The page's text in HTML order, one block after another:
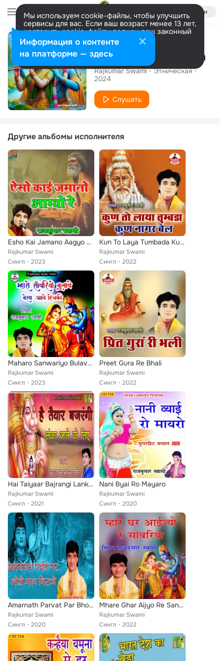
Войти
Мы используем cookie-файлы, чтобы улучшить
сервисы для вас. Если ваш возраст менее 13 лет,
настроить cookie-файлы должен ваш законный
представитель. Больше информации
Разрешить все Настроить
Сингл
Mira Krishna Bhajan
Rajkumar Swami
Этническая
2024
Слушать
Другие альбомы исполнителя
Esho Kai Jamano Aagyo Re
Rajkumar Swami
Сингл
2023
Kun To Laya Tumbada Kun Nagar Bail
Rajkumar Swami
Сингл
2022
Maharo Sanwariyo Bulave Beran Aave Hichkin
Rajkumar Swami
Сингл
2023
Preet Gura Re Bhali
Rajkumar Swami
Сингл
2022
Hai Taiyaar Bajrangi Lanka Jaane Ke Liye
Rajkumar Swami
Сингл
2021
Nani Byai Ro Mayaro
Rajkumar Swami
Сингл
2020
Amarnath Parvat Par Bholenath Biraje
Rajkumar Swami
Сингл
2020
Mhare Ghar Aijyo Re Sanwariya
Rajkumar Swami
Сингл
2022
Информация о контенте
на платформе — здесь